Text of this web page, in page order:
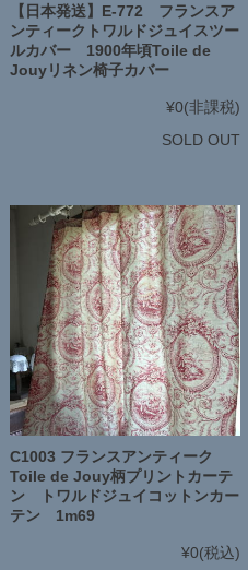
【日本発送】E-772 フランスア
ンティークトワルドジュイスツー
ルカバー 1900年頃Toile de
Jouyリネン椅子カバー
¥0(非課税)
SOLD OUT
C1003 フランスアンティーク
Toile de Jouy柄プリントカーテ
ン トワルドジュイコットンカー
テン 1m69
¥0(税込)